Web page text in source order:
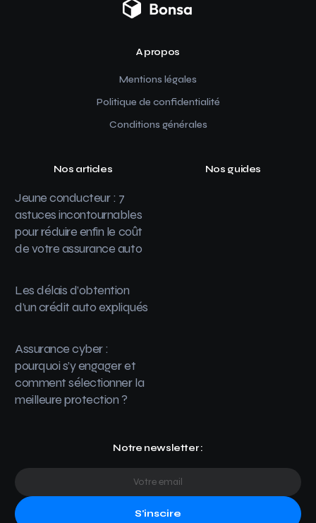
A propos
Mentions légales
Politique de confidentialité
Conditions générales
Nos articles
Jeune conducteur : 7
astuces incontournables
pour réduire enfin le coût
de votre assurance auto
Les délais d’obtention
d’un crédit auto expliqués
Assurance cyber :
pourquoi s’y engager et
comment sélectionner la
meilleure protection ?
Nos guides
Notre newsletter :
S'inscire